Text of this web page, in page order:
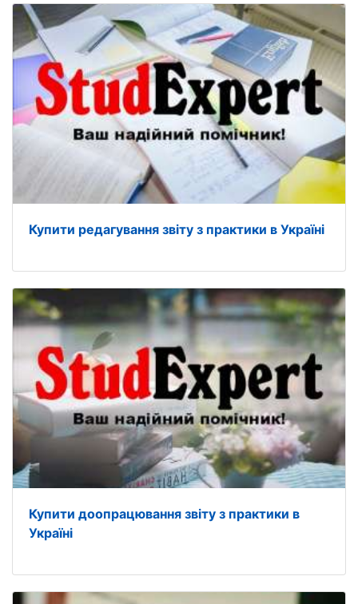
Купити редагування звіту з практики в Україні
Купити доопрацювання звіту з практики в
Україні